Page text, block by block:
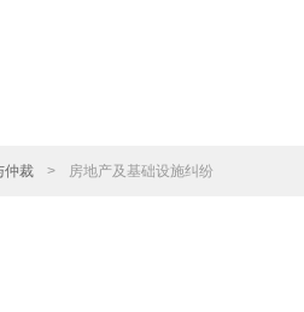
仲裁 > 房地产及基础设施纠纷